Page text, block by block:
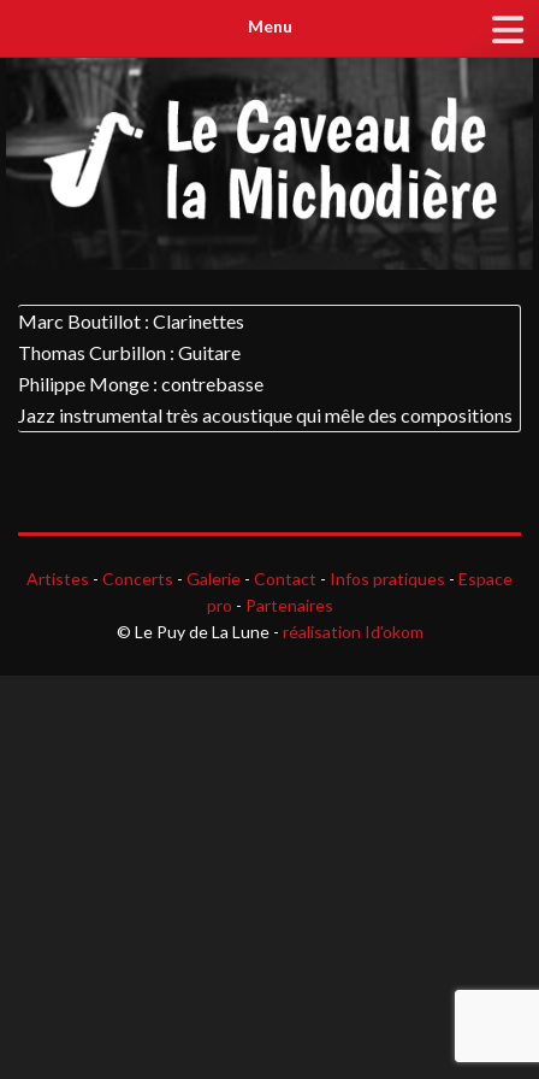
Menu
Marc Boutillot : Clarinettes
Thomas Curbillon : Guitare
Philippe Monge : contrebasse
Jazz instrumental très acoustique qui mêle des compositions
Artistes - Concerts - Galerie - Contact - Infos pratiques - Espace
pro - Partenaires
© Le Puy de La Lune - réalisation Id'okom